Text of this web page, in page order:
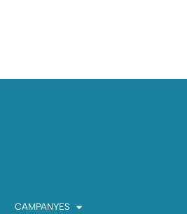
CAMPANYES